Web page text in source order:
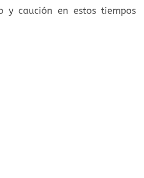
y caución en estos tiempos